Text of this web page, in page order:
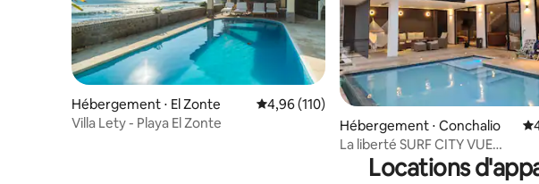
Hébergement ⋅ El Zonte Évaluation moyenne sur la base de 110
4,96 (110)
Villa Lety - Playa El Zonte
Hébergement ⋅ Conchalio
La liberté SURF CITY VUE
SPECTACULAIRE SUR LA MER
Locations